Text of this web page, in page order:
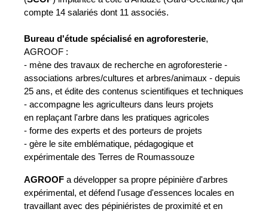
compte 14 salariés dont 11 associés.
Bureau d'étude spécialisé en agroforesterie,
AGROOF :
- mène des travaux de recherche en agroforesterie -
associations arbres/cultures et arbres/animaux - depuis
25 ans, et édite des contenus scientifiques et techniques
- accompagne les agriculteurs dans leurs projets
en replaçant l'arbre dans les pratiques agricoles
- forme des experts et des porteurs de projets
- gère le site emblématique, pédagogique et
expérimentale des Terres de Roumassouze
AGROOF a développer sa propre pépinière d'arbres
expérimental, et défend l'usage d'essences locales en
travaillant avec des pépiniéristes de proximité et en